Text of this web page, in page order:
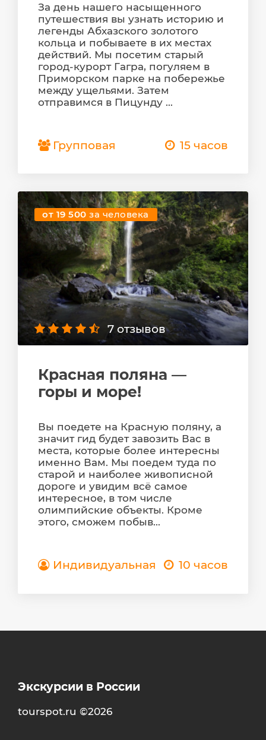
За день нашего насыщенного
путешествия вы узнать историю и
легенды Абхазского золотого
кольца и побываете в их местах
действий. Мы посетим старый
город-курорт Гагра, погуляем в
Приморском парке на побережье
между ущельями. Затем
отправимся в Пицунду ...
Групповая 15 часов
от 19 500за человека
7 отзывов
Красная поляна —
горы и море!
Вы поедете на Красную поляну, а
значит гид будет завозить Вас в
места, которые более интересны
именно Вам. Мы поедем туда по
старой и наиболее живописной
дороге и увидим всё самое
интересное, в том числе
олимпийские объекты. Кроме
этого, сможем побыв...
Индивидуальная 10 часов
Экскурсии в России
tourspot.ru ©2026